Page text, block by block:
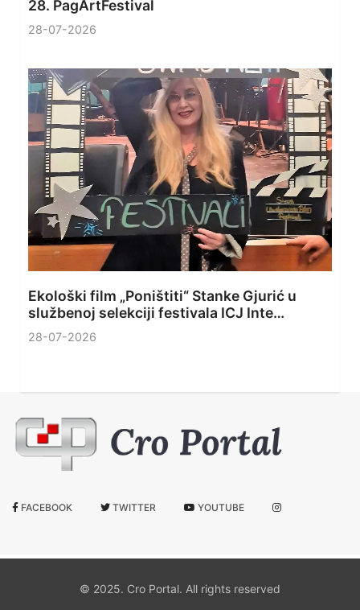
28. PagArtFestival
28-07-2026
Ekološki film „Poništiti“ Stanke Gjurić u
službenoj selekciji festivala ICJ Inte…
28-07-2026
FACEBOOK TWITTER YOUTUBE
© 2025. Cro Portal. All rights reserved